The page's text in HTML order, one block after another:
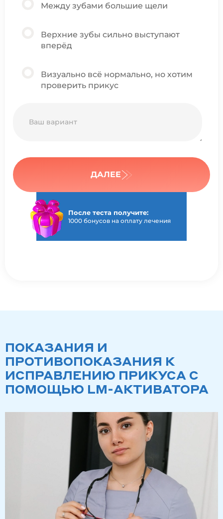
Между зубами большие щели
Верхние зубы сильно выступают
вперёд
Визуально всё нормально, но хотим
проверить прикус
ДАЛЕЕ
После теста получите:
1000 бонусов на оплату лечения
ПОКАЗАНИЯ И
ПРОТИВОПОКАЗАНИЯ К
ИСПРАВЛЕНИЮ ПРИКУСА С
ПОМОЩЬЮ LM-АКТИВАТОРА